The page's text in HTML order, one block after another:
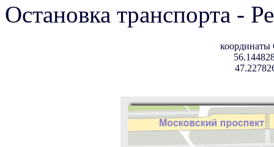
Остановка транспорта -
координаты